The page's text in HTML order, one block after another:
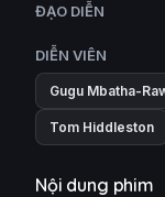
ĐẠO DIỄN
DIỄN VIÊN
Gugu Mbatha-
Tom Hiddleston
Nội dung phim